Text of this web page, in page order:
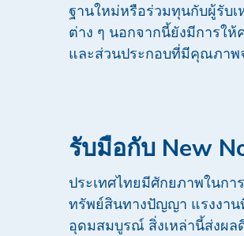
ฐานใหม่หรือร่วมทุนกับผู้รับเ
ต่าง ๆ นอกจากนี้ยังมีการใ
และส่วนประกอบที่มีคุณภาพ
รับมือกับ New
ประเทศไทยมีศักยภาพในก
ทรัพย์สินทางปัญญา แรงงา
อุดมสมบูรณ์ สิ่งเหล่านี้ส่งผล